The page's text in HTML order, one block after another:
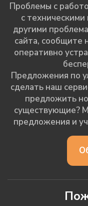
Проблемы с
с
другими
сайта, сообщите
оперативно
Предложения по
сделать наш
предложить
существующие?
предложения и